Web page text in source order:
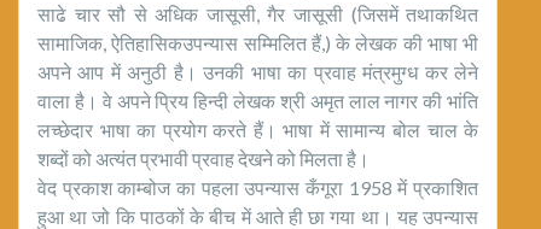
साढे चार सौ से अधिक जासूसी, गैर जासूसी (जिसमें तथाकथित
सामाजिक, ऐतिहासिकउपन्यास सम्मिलित हैं,) के लेखक की भाषा भी
अपने आप में अनुठी है। उनकी भाषा का प्रवाह मंत्रमुग्ध कर लेने
वाला है। वे अपने प्रिय हिन्दी लेखक श्री अमृत लाल नागर की भांति
लच्छेदार भाषा का प्रयोग करते हैं। भाषा में सामान्य बोल चाल के
शब्दों को अत्यंत प्रभावी प्रवाह देखने को मिलता है।
वेद प्रकाश काम्बोज का पहला उपन्यास कँगूरा 1958 में प्रकाशित
हुआ था जो कि पाठकों के बीच में आते ही छा गया था। यह उपन्यास